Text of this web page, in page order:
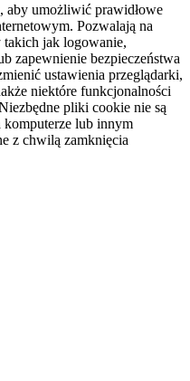
aby umożliwić prawidłowe
Pozwalają na
takich jak logowanie,
zapewnienie bezpieczeństwa
ustawienia przeglądarki,
niektóre funkcjonalności
pliki cookie nie są
komputerze lub innym
z chwilą zamknięcia